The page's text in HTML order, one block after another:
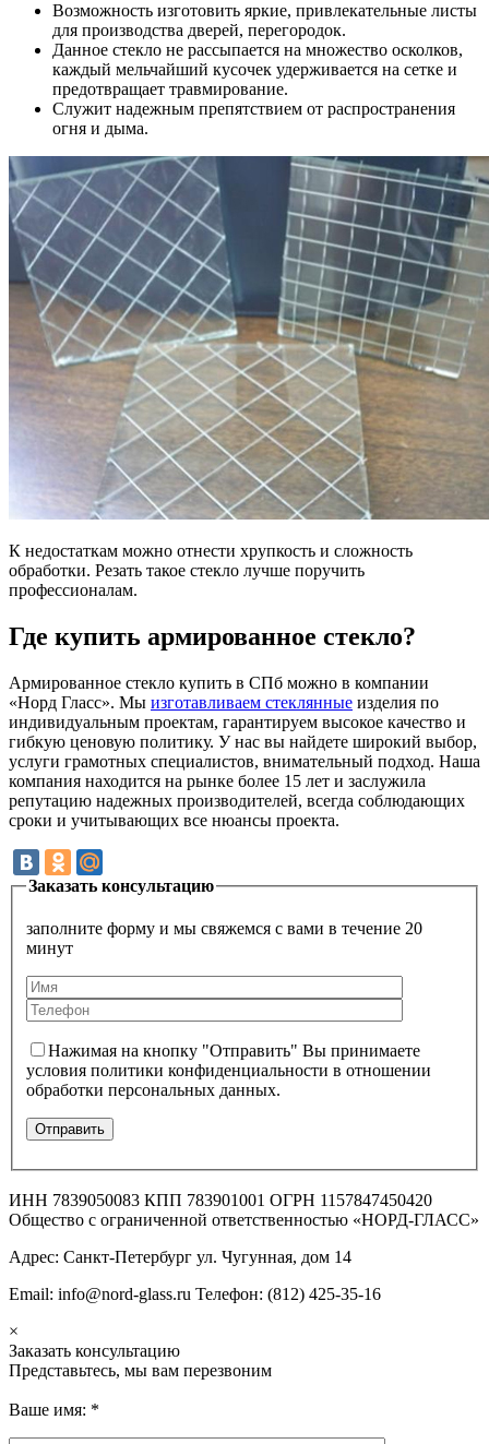
Возможность изготовить яркие, привлекательные листы
для производства дверей, перегородок.
Данное стекло не рассыпается на множество осколков,
каждый мельчайший кусочек удерживается на сетке и
предотвращает травмирование.
Служит надежным препятствием от распространения
огня и дыма.
К недостаткам можно отнести хрупкость и сложность
обработки. Резать такое стекло лучше поручить
профессионалам.
Где купить армированное стекло?
Армированное стекло купить в СПб можно в компании
«Норд Гласс». Мы изготавливаем стеклянные изделия по
индивидуальным проектам, гарантируем высокое качество и
гибкую ценовую политику. У нас вы найдете широкий выбор,
услуги грамотных специалистов, внимательный подход. Наша
компания находится на рынке более 15 лет и заслужила
репутацию надежных производителей, всегда соблюдающих
сроки и учитывающих все нюансы проекта.
Заказать консультацию
заполните форму и мы свяжемся с вами в течение 20
минут
Нажимая на кнопку "Отправить" Вы принимаете
условия политики конфиденциальности в отношении
обработки персональных данных.
ИНН 7839050083 КПП 783901001 ОГРН 1157847450420
Общество с ограниченной ответственностью «НОРД-ГЛАСС»
Адрес: Санкт-Петербург ул. Чугунная, дом 14
Email: info@nord-glass.ru Телефон: (812) 425-35-16
×
Заказать консультацию
Представьтесь, мы вам перезвоним
Ваше имя: *